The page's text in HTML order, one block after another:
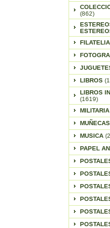
(862)
FILATELIA
LIBROS
LIBROS
(1619)
MILITARIA
MUSICA
PAPEL